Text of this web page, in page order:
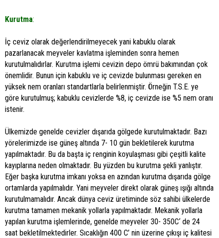
Kurutma:
İç ceviz olarak değerlendirilmeyecek yani kabuklu olarak
pazarlanacak meyveler kavlatma işleminden sonra hemen
kurutulmalıdırlar. Kurutma işlemi cevizin depo ömrü bakımından çok
önemlidir. Bunun için kabuklu ve iç cevizde bulunması gereken en
yüksek nem oranları standartlarla belirlenmiştir. Örneğin T.S.E. ye
göre kurutulmuş; kabuklu cevizlerde %8, iç cevizde ise %5 nem oranı
istenir.
Ülkemizde genelde cevizler dışarıda gölgede kurutulmaktadır. Bazı
yörelerimizde ise güneş altında 7- 10 gün bekletilerek kurutma
yapılmaktadır. Bu da başta iç renginin koyulaşması gibi çeşitli kalite
kayıplarına neden olmaktadır. Bu yüzden bu kurutma şekli yanlıştır.
Eğer başka kurutma imkanı yoksa en azından kurutma dışarıda gölge
ortamlarda yapılmalıdır. Yani meyveler direkt olarak güneş ışığı altında
kurutulmamalıdır. Ancak dünya ceviz üretiminde söz sahibi ülkelerde
kurutma tamamen mekanik yollarla yapılmaktadır. Mekanik yollarla
yapılan kurutma işlemlerinde, genelde meyveler 30- 350C‘ de 24
saat bekletilmektedirler. Sıcaklığın 400 C’ nin üzerine çıkışı iç kalitesi